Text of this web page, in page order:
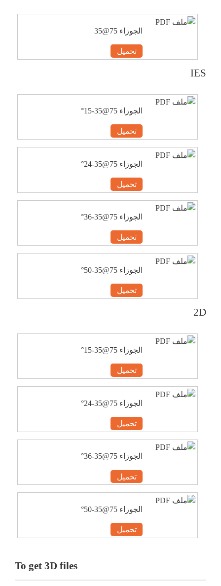
الجوزاء 75@35
تحميل
IES
الجوزاء 75@35-15°
تحميل
الجوزاء 75@35-24°
تحميل
الجوزاء 75@35-36°
تحميل
الجوزاء 75@35-50°
تحميل
2D
الجوزاء 75@35-15°
تحميل
الجوزاء 75@35-24°
تحميل
الجوزاء 75@35-36°
تحميل
الجوزاء 75@35-50°
تحميل
To get 3D files